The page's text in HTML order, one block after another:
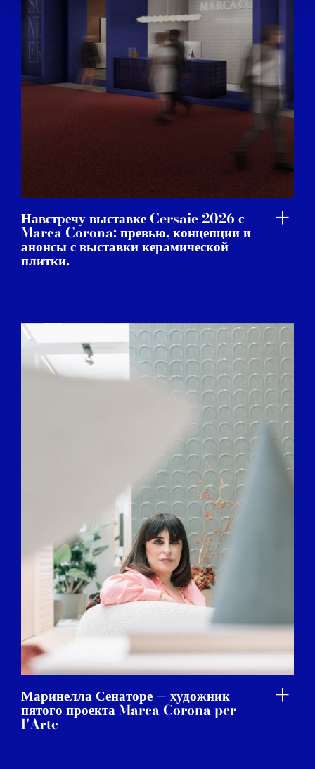
provide social media features and to analyse our traffic.
We also share information about your use of our site with
our social media, advertising and analytics partners who
may combine it with other information that you’ve
provided to them or that they’ve collected from your use
of their services.
Навстречу выставке Cersaie 2026 с
Marca Corona: превью, концепции и
анонсы с выставки керамической
плитки.
Маринелла Сенаторе — художник
пятого проекта Marca Corona per
l'Arte